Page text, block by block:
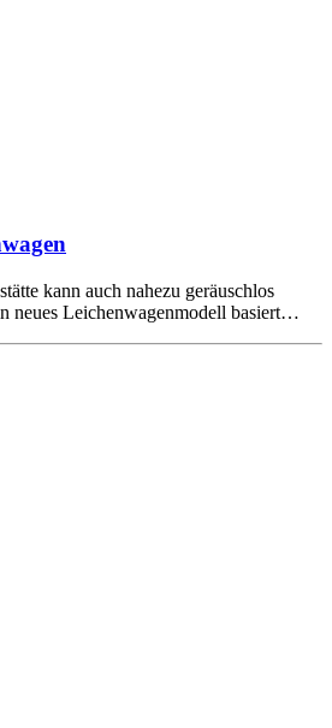
kann auch nahezu geräuschlos
neues Leichenwagenmodell basiert…